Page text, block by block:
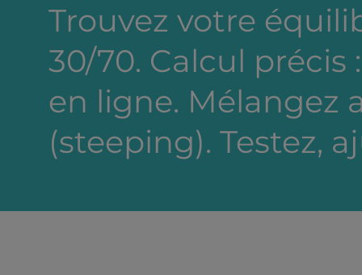
Trouvez votre
30/70. Calcul
en ligne. Mélangez
(steeping). Testez,